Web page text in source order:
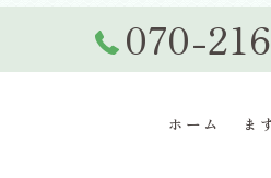
070-
ホーム ま